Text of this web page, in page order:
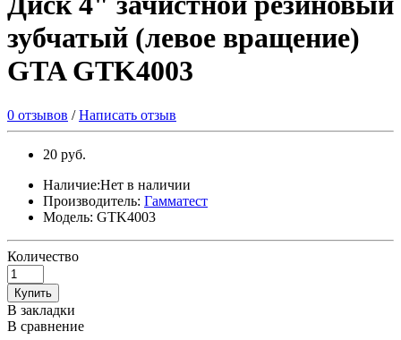
зубчатый (левое вращение)
GTA GTK4003
0 отзывов /Написать отзыв
20 руб.
Наличие:Нет в наличии
Производитель: Гамматест
Модель: GTK4003
Количество
Купить
В закладки
В сравнение